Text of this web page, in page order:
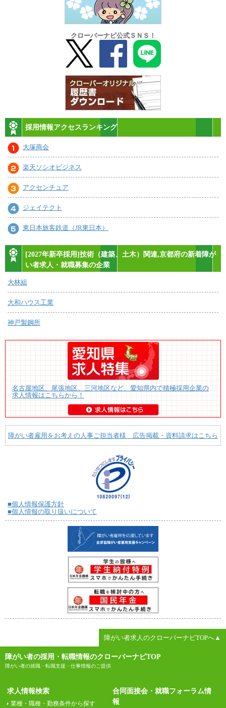
クローバーナビ公式ＳＮＳ！
採用情報アクセスランキング
大塚商会
楽天ソシオビジネス
アクセンチュア
ジェイテクト
東日本旅客鉄道（JR東日本）
[2027年新卒採用]技術（建築、土木）関連,京都府の新着障が
い者求人・就職募集の企業
大林組
大和ハウス工業
神戸製鋼所
名古屋地区、尾張地区、三河地区など、愛知県内で積極採用企業の
求人情報はこちらから！
障がい者雇用をお考えの人事ご担当者様 広告掲載・資料請求はこちら
■個人情報保護方針
■個人情報の取り扱いについて
障がい者求人のクローバーナビTOPへ▲
障がい者の採用・転職情報のクローバーナビTOP
障がい者の就職・転職支援・仕事情報のご提供
求人情報検索
業種・職種・勤務条件から探す
合同面接会・就職フォーラム情
報